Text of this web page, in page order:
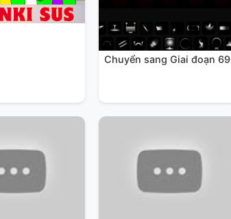
Chuyển sang Giai đoạn 69